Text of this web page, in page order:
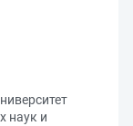
наук и